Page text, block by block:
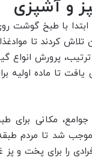
و آشپزی
با طبخ گوشت
تلاش کردند تا
پرورش انواع
تا ماده اولیه
جوامع، مکانی برای
شد تا مردم طبقه
را برای پخت و پز